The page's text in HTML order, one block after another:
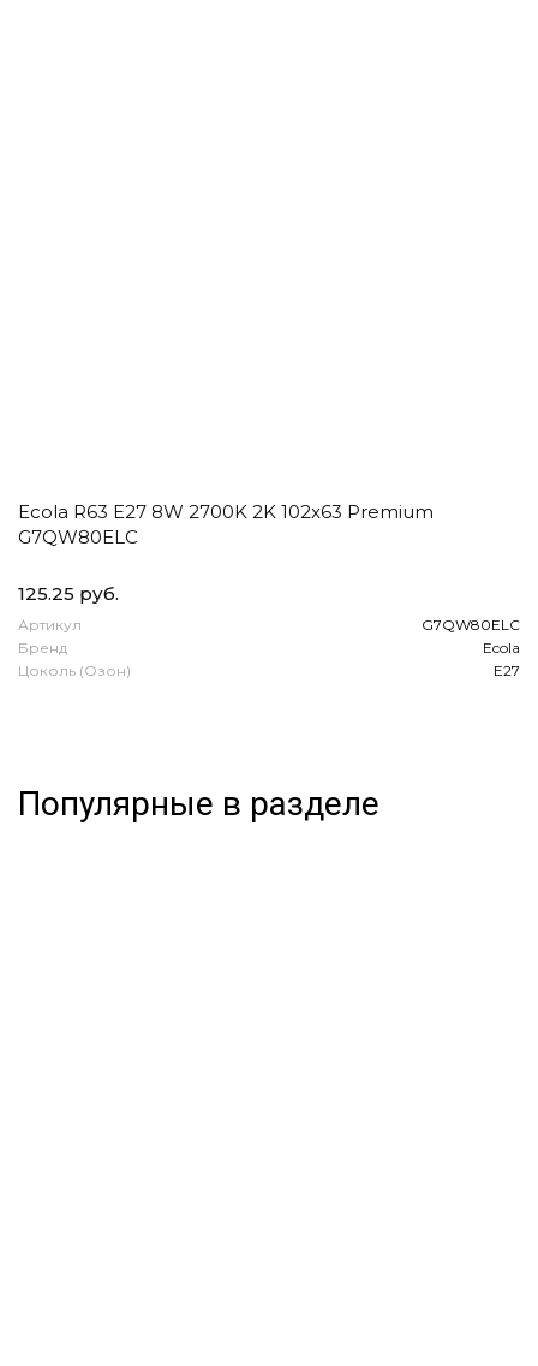
Ecola R63 E27 8W 2700K 2K 102x63 Premium
G7QW80ELC
125.25 руб.
Артикул
G7QW80ELC
Бренд
Ecola
Цоколь (Озон)
E27
Популярные в разделе